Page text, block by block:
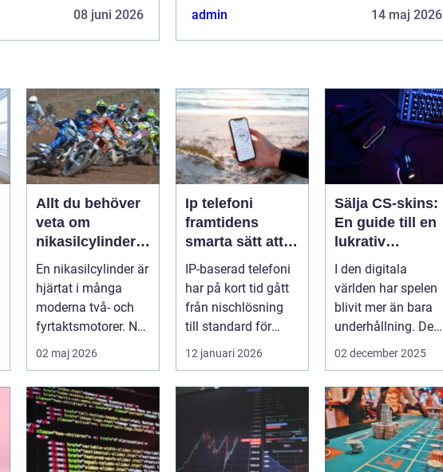
08 juni 2026 admin 14 maj 2026
Allt du behöver
veta om
nikasilcylinder
för motorcykel
och snöskoter
En nikasilcylinder är
hjärtat i många
moderna två- och
fyrtaktsmotorer. När
den fungerar som
den ska...
02 maj 2026
Ip telefoni
framtidens
smarta sätt att
ringa
IP-baserad telefoni
har på kort tid gått
från nischlösning
till standard för
både företag och
privat...
12 januari 2026
Sälja CS-skins:
En guide till en
lukrativ
marknad
I den digitala
världen har spelen
blivit mer än bara
underhållning. De
har utvecklat...
02 december 2025